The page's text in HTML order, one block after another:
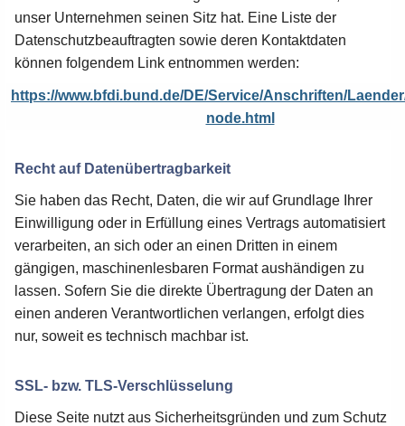
unser Unternehmen seinen Sitz hat. Eine Liste der
Datenschutzbeauftragten sowie deren Kontaktdaten
können folgendem Link entnommen werden:
https://www.bfdi.bund.de/DE/Service/Anschriften/
node.html
Recht auf Datenübertragbarkeit
Sie haben das Recht, Daten, die wir auf Grundlage Ihrer
Einwilligung oder in Erfüllung eines Vertrags automatisiert
verarbeiten, an sich oder an einen Dritten in einem
gängigen, maschinenlesbaren Format aushändigen zu
lassen. Sofern Sie die direkte Übertragung der Daten an
einen anderen Verantwortlichen verlangen, erfolgt dies
nur, soweit es technisch machbar ist.
SSL- bzw. TLS-Verschlüsselung
Diese Seite nutzt aus Sicherheitsgründen und zum Schutz